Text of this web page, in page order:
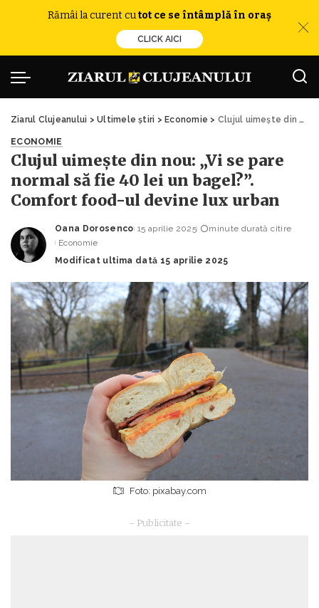
Rămâi la curent cutot ce se întâmplă în oraș
CLICK AICI
Ziarul Clujeanului >Ultimele știri > Economie > Clujul uimește din nou: „Vi se pare normal să fie 40 lei un bagel?”. Comfort food-ul devine lux urban
ECONOMIE
Clujul uimește din nou: „Vi se pare
normal să fie 40 lei un bagel?”.
Comfort food-ul devine lux urban
Posted
by
Oana Dorosenco 15 aprilie 2025
minute durată citire
Economie
Modificat ultima dată 15 aprilie 2025
Foto: pixabay.com
– Publicitate –